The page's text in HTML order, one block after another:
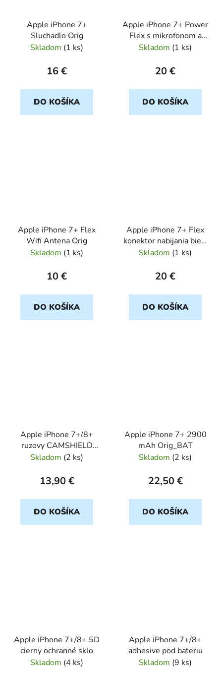
Apple iPhone 7+
Sluchadlo Orig
Skladom (1 ks)
16 €
DO KOŠÍKA
Apple iPhone 7+ Power
Flex s mikrofonom a
volume
Skladom (1 ks)
20 €
DO KOŠÍKA
Apple iPhone 7+ Flex
Wifi Antena Orig
Skladom (1 ks)
10 €
DO KOŠÍKA
Apple iPhone 7+ Flex
konektor nabijania biely
OEM
Skladom (1 ks)
20 €
DO KOŠÍKA
Apple iPhone 7+/8+
ruzovy CAMSHIELD
SOFT
Skladom (2 ks)
13,90 €
DO KOŠÍKA
Apple iPhone 7+ 2900
mAh Orig_BAT
Skladom (2 ks)
22,50 €
DO KOŠÍKA
Apple iPhone 7+/8+ 5D
cierny ochranné sklo
Skladom (4 ks)
Apple iPhone 7+/8+
adhesive pod bateriu
Skladom (9 ks)